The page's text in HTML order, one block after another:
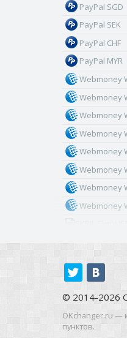
PayPal SGD
PayPal SEK
PayPal CHF
PayPal MYR
Webmoney
Webmoney
Webmoney
Webmoney
Webmoney
Webmoney
Webmoney
Webmoney
Skril PLN
Skril
Skril AUD
© 2014-2026
OKchanger.ru —
пунктов.